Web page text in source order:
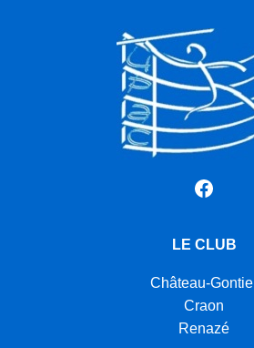
LE CLUB
Château-
Craon
Renazé